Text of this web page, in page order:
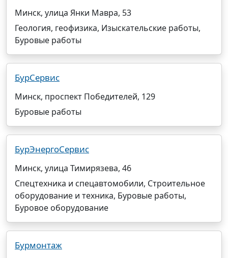
Минск, улица Янки Мавра, 53
Геология, геофизика, Изыскательские работы,
Буровые работы
БурСервис
Минск, проспект Победителей, 129
Буровые работы
БурЭнергоСервис
Минск, улица Тимирязева, 46
Спецтехника и спецавтомобили, Строительное
оборудование и техника, Буровые работы,
Буровое оборудование
Бурмонтаж